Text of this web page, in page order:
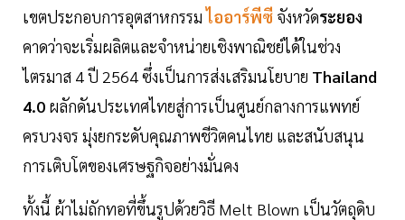
เขตประกอบการอุตสาหกรรมไออาร์พีซี จังหวัดระยอง
คาดว่าจะเริ่มผลิตและจำหน่ายเชิงพาณิชย์ได้ในช่วง
ไตรมาส 4 ปี 2564 ซึ่งเป็นการส่งเสริมนโยบาย Thailand
4.0 ผลักดันประเทศไทยสู่การเป็นศูนย์กลางการแพทย์
ครบวงจร มุ่งยกระดับคุณภาพชีวิตคนไทย และสนับสนุน
การเติบโตของเศรษฐกิจอย่างมั่นคง
ทั้งนี้ ผ้าไม่ถักทอที่ขึ้นรูปด้วยวิธี Melt Blown เป็นวัตถุดิบ